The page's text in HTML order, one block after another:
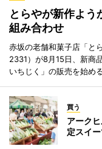
とらやが新作よ
組み合わせ
赤坂の老舗和菓子店「と
2331）が8月15日、新商
いちじく」の販売を始める
買う
アーク
定スイ